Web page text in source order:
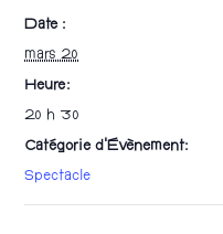
Date :
mars 20
Heure :
20 h 30
Catégorie d’Évènement:
Spectacle